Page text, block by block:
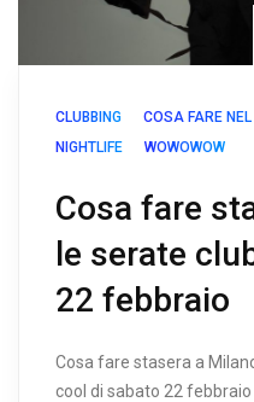
CLUBBING COSA FARE NEL
NIGHTLIFE
WOWOWOW
Cosa fare
le serate
22 febbraio
Cosa fare stasera a
cool di sabato 22